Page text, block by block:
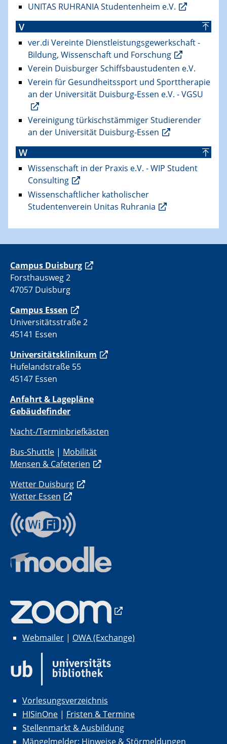
UNITAS RUHRANIA Studentenheim e.V.
V
ver.di Vereinte Dienstleistungsgewerkschaft -
Bildung, Wissenschaft und Forschung
Verein Duisburger Schiffsbaustudenten e.V.
Verein für Gesundheitssport und Sporttherapie
an der Universität Duisburg-Essen e.V. - VGSU
Vereinigung türkischstämmiger Studierender
an der Universität Duisburg-Essen
W
Wissenschaft in der Praxis e.V. - WIP Student
Consulting
Wissenschaftlicher katholischer
Studentenverein Unitas Ruhrania
Campus Duisburg
Forsthausweg 2
47057 Duisburg
Campus Essen
Universitätsstraße 2
45141 Essen
Universitätsklinikum
Hufelandstraße 55
45147 Essen
Anfahrt & Lagepläne
Gebäudefinder
Nacht-/Terminbriefkästen
Bus-Shuttle | Mobilität
Mensen & Cafeterien
Wetter Duisburg
Wetter Essen
Webmailer | OWA (Exchange)
Vorlesungsverzeichnis
HISinOne | Fristen & Termine
Stellenmarkt & Ausbildung
Mängelmelder: Hinweise & Störmeldungen